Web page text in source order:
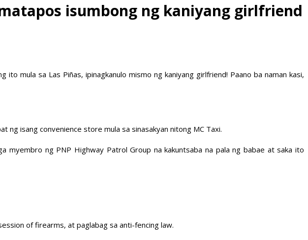
isumbong ng kaniyang girlfriend
mula sa Las Piñas, ipinagkanulo mismo ng kaniyang girlfriend! Paano ba naman kasi,
ng isang convenience store mula sa sinasakyan nitong MC Taxi.
myembro ng PNP Highway Patrol Group na kakuntsaba na pala ng babae at saka ito
of firearms, at paglabag sa anti-fencing law.